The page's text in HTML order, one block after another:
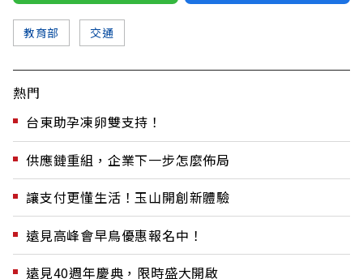
教育部 交通
熱門
台東助孕凍卵雙支持！
供應鏈重組，企業下一步怎麼佈局
讓支付更懂生活！玉山開創新體驗
遠見高峰會早鳥優惠報名中！
遠見40週年慶典，限時盛大開啟